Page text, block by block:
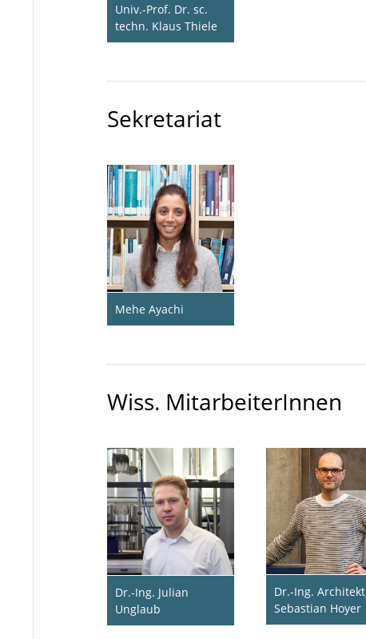
Univ.-Prof. Dr. sc.
techn. Klaus Thiele
Sekretariat
Mehe Ayachi
Wiss. MitarbeiterInnen
Dr.-Ing. Julian
Unglaub
Dr.-Ing. Architekt
Sebastian Hoyer